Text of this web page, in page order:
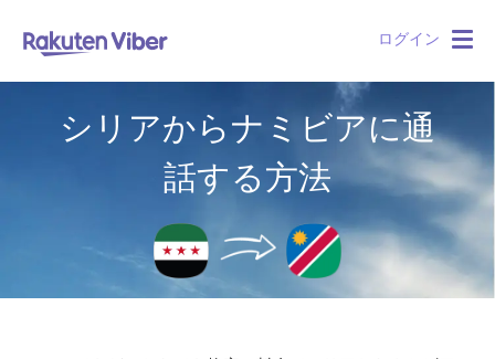
ログイン
シリアからナミビアに通
話する方法